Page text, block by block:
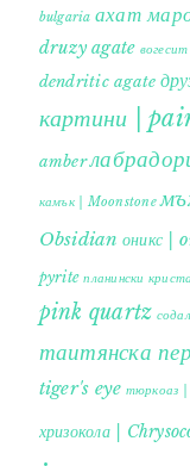
bulgaria ахат
druzy agate
dendritic agate
картини |
amber
камък | Moonstone
Obsidian оникс |
pyrite планински
pink quartz
таитянска
tiger's eye тюркоаз
хризокола |